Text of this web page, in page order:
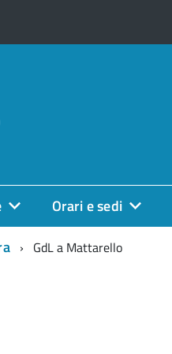
Orari e sedi
GdL a Mattarello